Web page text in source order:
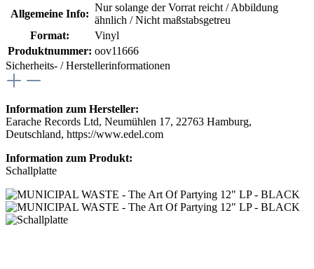
Allgemeine Info:
Nur solange der Vorrat reicht / Abbildung
ähnlich / Nicht maßstabsgetreu
Format:
Vinyl
Produktnummer: oov11666
Sicherheits- / Herstellerinformationen
Information zum Hersteller:
Earache Records Ltd, Neumühlen 17, 22763 Hamburg,
Deutschland, https://www.edel.com
Information zum Produkt:
Schallplatte